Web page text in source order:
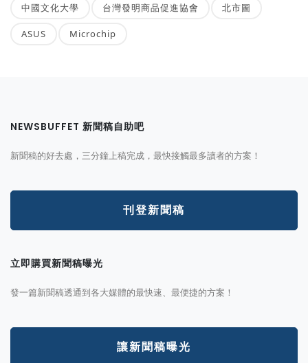
中國文化大學 台灣發明商品促進協會 北市圖
ASUS Microchip
NEWSBUFFET 新聞稿自助吧
新聞稿的好去處，三分鐘上稿完成，最快接觸最多讀者的方案！
刊登新聞稿
立即購買新聞稿曝光
發一篇新聞稿透通到各大媒體的最快速、最便捷的方案！
讓新聞稿曝光